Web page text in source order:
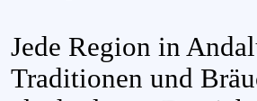
Jede Region in
Traditionen und